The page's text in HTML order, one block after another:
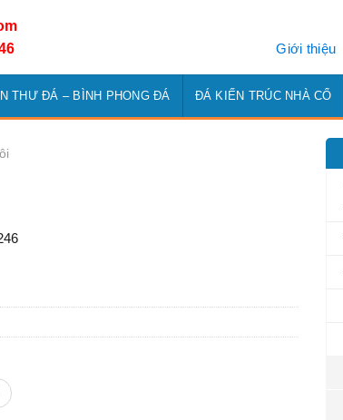
Giới thiệu
THƯ ĐÁ – BÌNH PHONG ĐÁ ĐÁ KIẾN TRÚC NHÀ CỔ